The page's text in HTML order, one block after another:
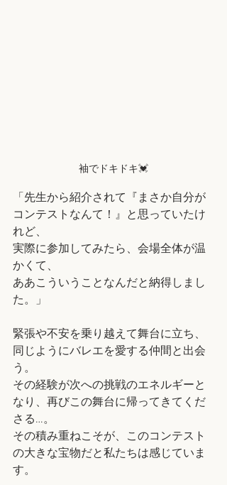
袖でドキドキ💓
「先生から紹介されて『まさか自分が
コンテストなんて！』と思っていたけ
れど、
実際に参加してみたら、会場全体が温
かくて、
ああこういうことなんだと納得しまし
た。」
緊張や不安を乗り越えて舞台に立ち、
同じようにバレエを愛する仲間と出会
う。
その経験が次への挑戦のエネルギーと
なり、再びこの舞台に帰ってきてくだ
さる…。
その積み重ねこそが、このコンテスト
の大きな宝物だと私たちは感じていま
す。